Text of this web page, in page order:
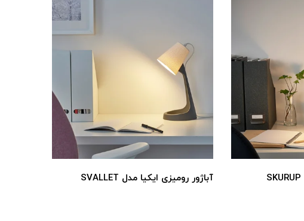
آباژور رومیزی ایکیا مدل SVALLET